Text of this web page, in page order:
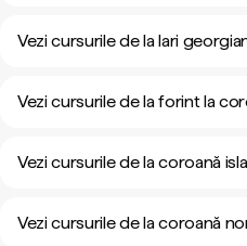
Vezi cursurile de la lari
Vezi cursurile de la forint la
Vezi cursurile de la coroană
Vezi cursurile de la coroană